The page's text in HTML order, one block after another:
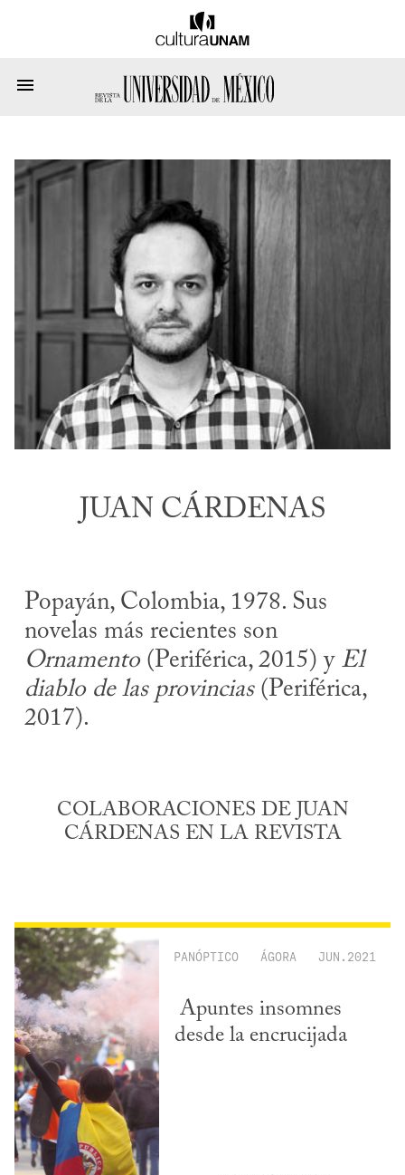
JUAN CÁRDENAS
Popayán, Colombia, 1978. Sus
novelas más recientes son
Ornamento(Periférica, 2015) y El
diablo de las provincias(Periférica,
2017).
COLABORACIONES DE JUAN
CÁRDENAS EN LA REVISTA
PANÓPTICO ÁGORA JUN.2021
Apuntes insomnes
desde la encrucijada